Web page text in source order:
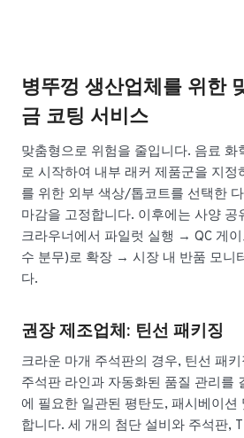
병뚜껑 생산업체를 위한
금 코팅 서비스
맞춤형으로 위험을 줄입니다. 음료 화
로 시작하여 내부 래커 제품군을 지정
를 위한 외부 색상/톱코트를 선택한
마감을 고정합니다. 이후에는 사양
크라우너에서 파일럿 실행 → QC 게
수 분무)로 확장 → 시장 내 반품 모니
다.
권장 제조업체: 틴선 패키징
크라운 마개 주석판의 경우, 틴선 패
주석판 라인과 자동화된 품질 관리를
에 필요한 일관된 평탄도, 패시베이션
합니다. 세 개의 첨단 설비와 주석판,